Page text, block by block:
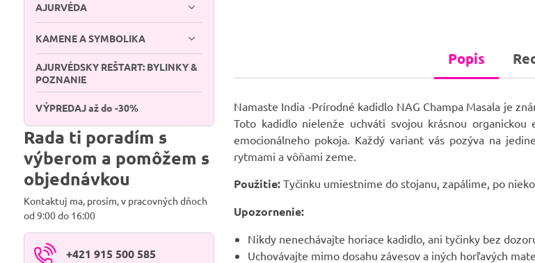
Popis
Namaste India -Prírodné kadidlo NAG Champa Masala je
Toto kadidlo nielenže uchváti svojou krásnou
emocionálneho pokoja. Každý variant vás pozýva na
rytmami a vôňami zeme.
Použitie: Tyčinku umiestnime do stojanu, zapálime, po
Upozornenie:
Nikdy nenechávajte horiace kadidlo, ani tyčinky bez
Uchovávajte mimo dosahu závesov a iných horľavých
AJURVÉDA
KAMENE A SYMBOLIKA
AJURVÉDSKY REŠTART: BYLINKY &
POZNANIE
VÝPREDAJ až do -30%
Rada ti poradím s
výberom a pomôžem s
objednávkou
Kontaktuj ma, prosím, v pracovných dňoch
od 9:00 do 16:00
+421 915 500 585